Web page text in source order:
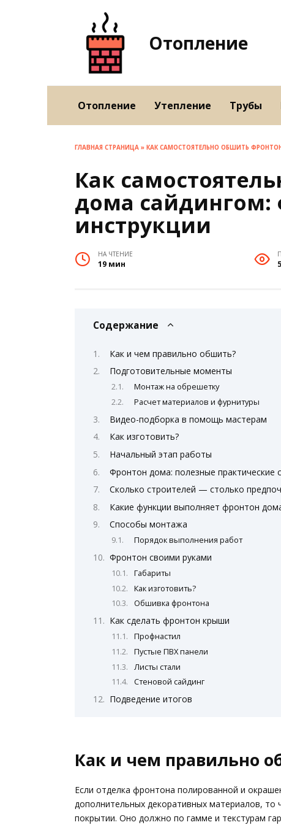
Отопление
Отопление Утепление Трубы
ГЛАВНАЯ СТРАНИЦА » КАК САМОСТОЯТЕЛЬНО ОБШИТЬ
Как
дома сайдингом:
инструкции
НА ЧТЕНИЕ
19 мин
Содержание
Как и чем правильно обшить?
Подготовительные моменты
Монтаж на обрешетку
Расчет материалов и фурнитуры
Видео-подборка в помощь мастерам
Как изготовить?
Начальный этап работы
Фронтон дома: полезные
Сколько строителей — столько
Какие функции выполняет фронтон
Способы монтажа
Порядок выполнения работ
Фронтон своими руками
Габариты
Как изготовить?
Обшивка фронтона
Как сделать фронтон крыши
Профнастил
Пустые ПВХ панели
Листы стали
Стеновой сайдинг
Подведение итогов
Как и чем правильно
Если отделка фронтона полированной и
дополнительных декоративных материалов,
покрытии. Оно должно по гамме и текстурам